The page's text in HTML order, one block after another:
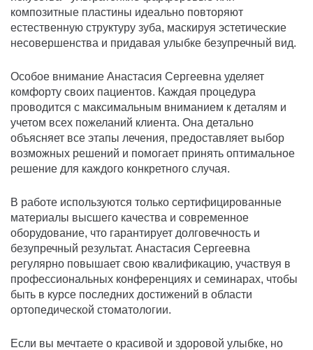
композитные пластины идеально повторяют
естественную структуру зуба, маскируя эстетические
несовершенства и придавая улыбке безупречный вид.
Особое внимание Анастасия Сергеевна уделяет
комфорту своих пациентов. Каждая процедура
проводится с максимальным вниманием к деталям и
учетом всех пожеланий клиента. Она детально
объясняет все этапы лечения, предоставляет выбор
возможных решений и помогает принять оптимальное
решение для каждого конкретного случая.
В работе используются только сертифицированные
материалы высшего качества и современное
оборудование, что гарантирует долговечность и
безупречный результат. Анастасия Сергеевна
регулярно повышает свою квалификацию, участвуя в
профессиональных конференциях и семинарах, чтобы
быть в курсе последних достижений в области
ортопедической стоматологии.
Если вы мечтаете о красивой и здоровой улыбке, но